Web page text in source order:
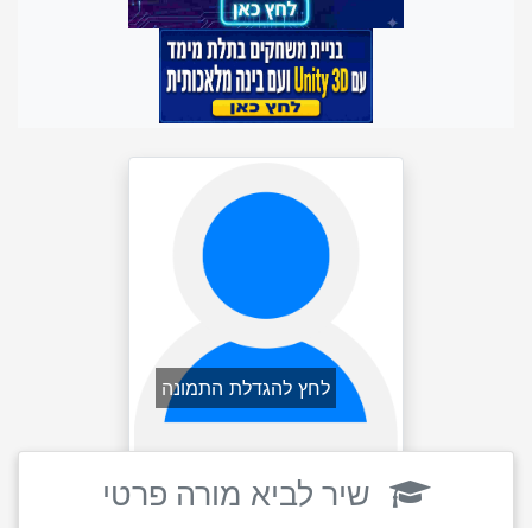
לחץ להגדלת התמונה
שיר לביא מורה פרטי